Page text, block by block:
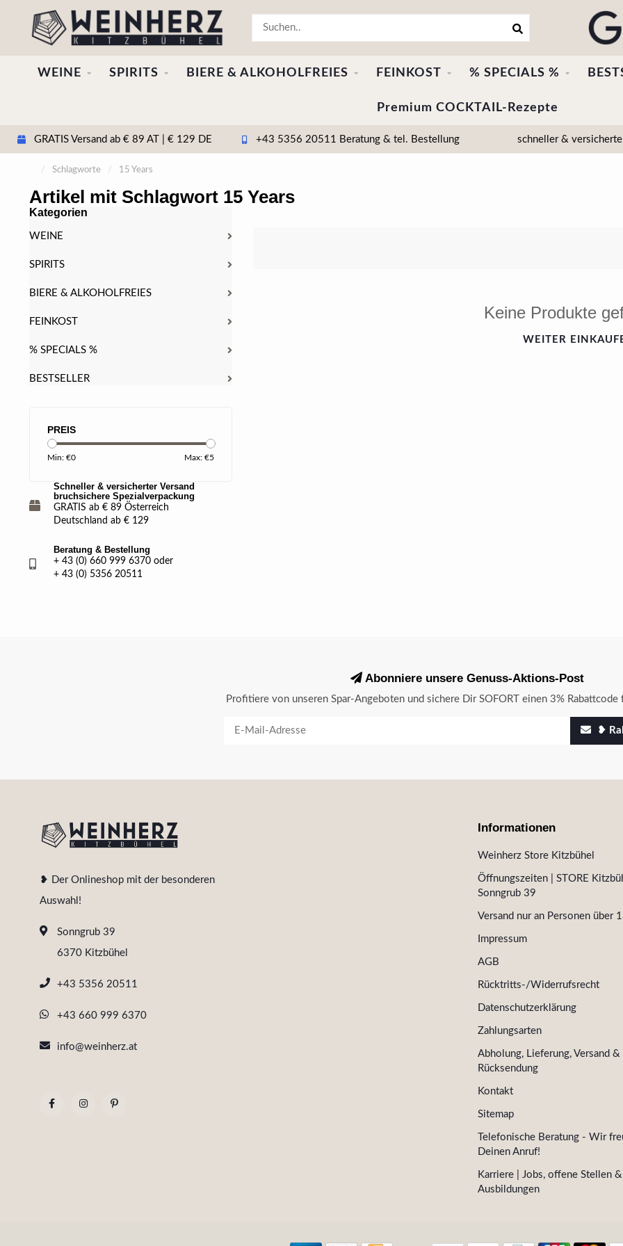
WEINE SPIRITS BIERE & ALKOHOLFREIES FEINKOST % SPECIALS %
Premium COCKTAIL-Rezepte
GRATIS Versand ab € 89 AT | € 129 DE +43 5356 20511 Beratung & tel. Bestellung schneller &
/ Schlagworte / 15 Years
Artikel mit Schlagwort 15 Years
PREIS
Min: €0 Max: €5
Kategorien
WEINE
SPIRITS
BIERE & ALKOHOLFREIES
FEINKOST
% SPECIALS %
BESTSELLER
Schneller & versicherter Versand
bruchsichere Spezialverpackung
GRATIS ab € 89 Österreich
Deutschland ab € 129
Beratung & Bestellung
+ 43 (0) 660 999 6370 oder
+ 43 (0) 5356 20511
Keine Produkte
WEITER
Abonniere unsere Genuss-Aktions-Post
Profitiere von unseren Spar-Angeboten und sichere Dir SOFORT einen 3% Rabattcode
❥
❥ Der Onlineshop mit der besonderen
Auswahl!
Sonngrub 39
6370 Kitzbühel
+43 5356 20511
+43 660 999 6370
info@weinherz.at
Informationen
Weinherz Store Kitzbühel
Öffnungszeiten | STORE
Sonngrub 39
Versand nur an Personen über
Impressum
AGB
Rücktritts-/Widerrufsrecht
Datenschutzerklärung
Zahlungsarten
Abholung, Lieferung, Versand &
Rücksendung
Kontakt
Sitemap
Telefonische Beratung - Wir
Deinen Anruf!
Karriere | Jobs, offene Stellen &
Ausbildungen